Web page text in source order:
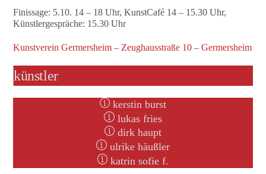
Finissage: 5.10. 14 – 18 Uhr, KunstCafé 14 – 15.30 Uhr,
Künstlergespräche: 15.30 Uhr
Kunstverein Germersheim – Zeughausstraße 10 – Germersheim
künstler
kerstin burst
lukas fries
dirk haupt
ulrike häußler
katrin sofie f.